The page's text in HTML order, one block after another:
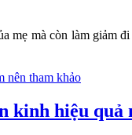
mẹ mà còn làm
hiệu quả